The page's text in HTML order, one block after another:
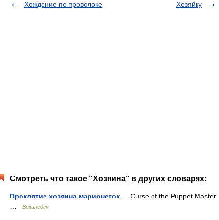
Хождение по проволоке
Хозяйку
Смотреть что такое "Хозяина" в других словарях:
Проклятие хозяина марионеток — Curse of the Puppet Master
Википедия